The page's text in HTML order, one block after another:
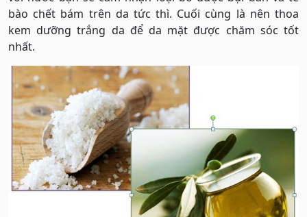
bào chết bám trên da tức thì. Cuối cùng là nên thoa
kem dưỡng trắng da để da mặt được chăm sóc tốt
nhất.